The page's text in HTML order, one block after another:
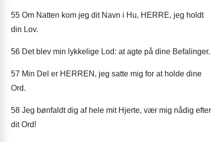
55 Om Natten kom jeg dit Navn i Hu, HERRE, jeg holdt
din Lov.
56 Det blev min lykkelige Lod: at agte på dine Befalinger.
57 Min Del er HERREN, jeg satte mig for at holde dine
Ord.
58 Jeg bønfaldt dig af hele mit Hjerte, vær mig nådig efter
dit Ord!